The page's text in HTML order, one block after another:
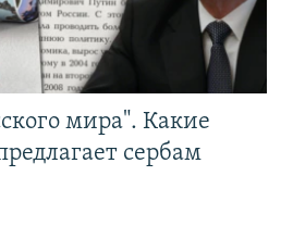
мира". Какие
сербам